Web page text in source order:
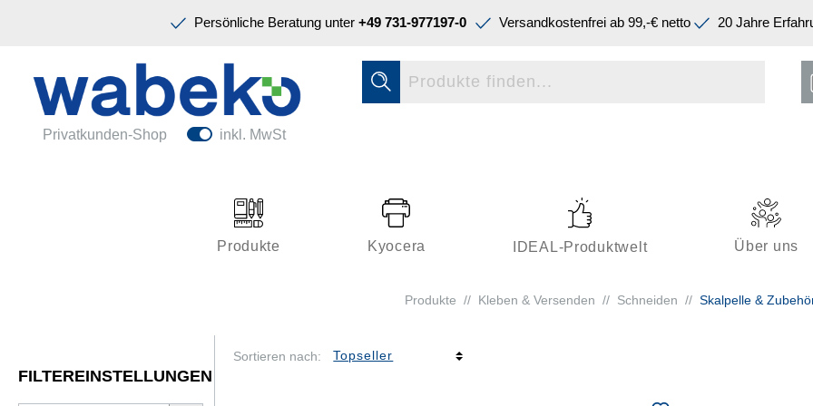
Persönliche Beratung unter +49 731-977197-0 Versandkostenfrei ab 99,-€ netto 20 Jahre
Privatkunden-Shop inkl. MwSt
Produkte Kyocera IDEAL-Produktwelt Über uns
Ordnen & Registrieren
Papiere & Blöcke
Büroeinrichtung
Kleben & Versenden
Schreiben & Korrigieren
Produkte // Kleben & Versenden // Schneiden // Skalpelle &
FILTEREINSTELLUNGEN
Sortieren nach:
Schreiben & Korrigieren